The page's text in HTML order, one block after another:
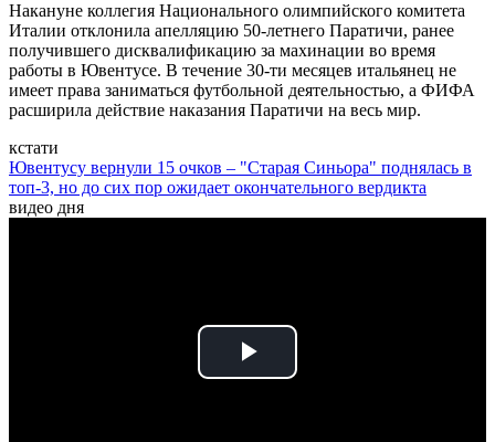
Накануне коллегия Национального олимпийского комитета
Италии отклонила апелляцию 50-летнего Паратичи, ранее
получившего дисквалификацию за махинации во время
работы в Ювентусе. В течение 30-ти месяцев итальянец не
имеет права заниматься футбольной деятельностью, а ФИФА
расширила действие наказания Паратичи на весь мир.
кстати
Ювентусу вернули 15 очков – "Старая Синьора" поднялась в
топ-3, но до сих пор ожидает окончательного вердикта
видео дня
Play